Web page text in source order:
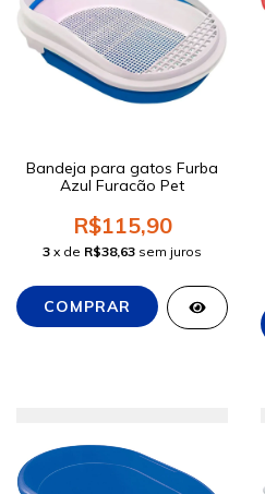
Bandeja para gatos Furba
Azul Furacão Pet
R$115,90
3 x de R$38,63 sem juros